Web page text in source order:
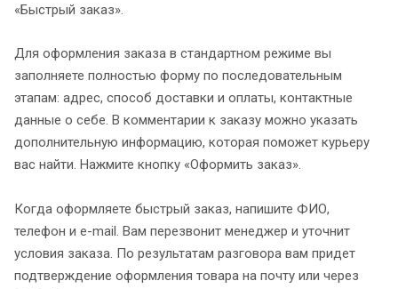
«Быстрый заказ».
Для оформления заказа в стандартном режиме вы
заполняете полностью форму по последовательным
этапам: адрес, способ доставки и оплаты, контактные
данные о себе. В комментарии к заказу можно указать
дополнительную информацию, которая поможет курьеру
вас найти. Нажмите кнопку «Оформить заказ».
Когда оформляете быстрый заказ, напишите ФИО,
телефон и e-mail. Вам перезвонит менеджер и уточнит
условия заказа. По результатам разговора вам придет
подтверждение оформления товара на почту или через